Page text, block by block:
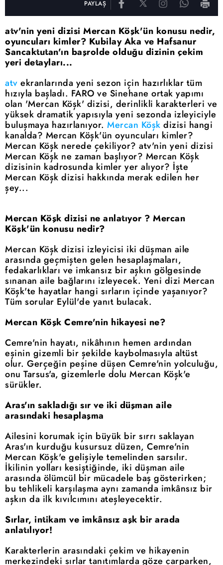
PAYLAŞ
atv'nin yeni dizisi Mercan Köşk'ün konusu nedir,
oyuncuları kimler? Kubilay Aka ve Hafsanur
Sancaktutan'ın başrolde olduğu dizinin çekim
yeri detayları...
atv ekranlarında yeni sezon için hazırlıklar tüm
hızıyla başladı. FARO ve Sinehane ortak yapımı
olan 'Mercan Köşk' dizisi, derinlikli karakterleri ve
yüksek dramatik yapısıyla yeni sezonda izleyiciyle
buluşmaya hazırlanıyor. Mercan Köşk dizisi hangi
kanalda? Mercan Köşk'ün oyuncuları kimler?
Mercan Köşk nerede çekiliyor? atv'nin yeni dizisi
Mercan Köşk ne zaman başlıyor? Mercan Köşk
dizisinin kadrosunda kimler yer alıyor? İşte
Mercan Köşk dizisi hakkında merak edilen her
şey...
Mercan Köşk dizisi ne anlatıyor ? Mercan
Köşk'ün konusu nedir?
Mercan Köşk dizisi izleyicisi iki düşman aile
arasında geçmişten gelen hesaplaşmaları,
fedakarlıkları ve imkansız bir aşkın gölgesinde
sınanan aile bağlarını izleyecek. Yeni dizi Mercan
Köşk'te hayatlar hangi sırların içinde yaşanıyor?
Tüm sorular Eylül'de yanıt bulacak.
Mercan Köşk Cemre'nin hikayesi ne?
Cemre'nin hayatı, nikâhının hemen ardından
eşinin gizemli bir şekilde kaybolmasıyla altüst
olur. Gerçeğin peşine düşen Cemre'nin yolculuğu,
onu Tarsus'a, gizemlerle dolu Mercan Köşk'e
sürükler.
Aras'ın sakladığı sır ve iki düşman aile
arasındaki hesaplaşma
Ailesini korumak için büyük bir sırrı saklayan
Aras'ın kurduğu kusursuz düzen, Cemre'nin
Mercan Köşk'e gelişiyle temelinden sarsılır.
İkilinin yolları kesiştiğinde, iki düşman aile
arasında ölümcül bir mücadele baş gösterirken;
bu tehlikeli karşılaşma aynı zamanda imkânsız bir
aşkın da ilk kıvılcımını ateşleyecektir.
Sırlar, intikam ve imkânsız aşk bir arada
anlatılıyor!
Karakterlerin arasındaki çekim ve hikayenin
merkezindeki sırlar tanıtımlarda göze çarparken,